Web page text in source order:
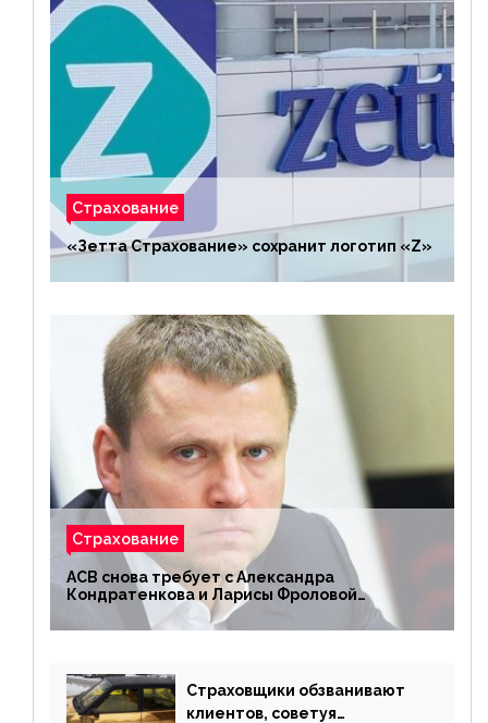
Страхование
«Зетта Страхование» сохранит логотип «Z»
Страхование
АСВ снова требует с Александра
Кондратенкова и Ларисы Фроловой
возмещения убытков на 1,5 млрд р.
Страховщики обзванивают
клиентов, советуя